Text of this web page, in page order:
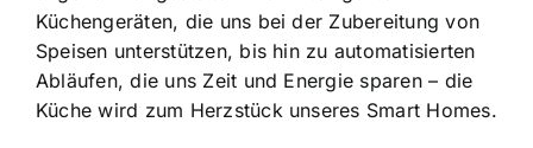
Küchengeräten, die uns bei der Zubereitung von
Speisen unterstützen, bis hin zu automatisierten
Abläufen, die uns Zeit und Energie sparen – die
Küche wird zum Herzstück unseres Smart Homes.